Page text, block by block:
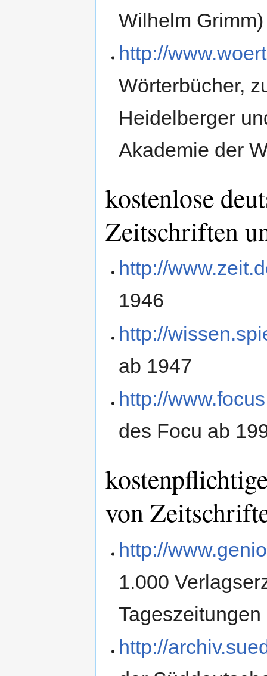
Wilhelm Grimm)
http://
Wörterbücher,
Heidelberger
Akademie der
kostenlose
Zeitschriften
http://
1946
http://
ab 1947
http://
des Focu ab
von
http://
1.000
http://